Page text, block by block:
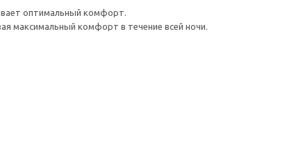
оптимальный комфорт.
максимальный комфорт в течение всей ночи.